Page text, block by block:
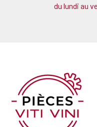
du lundi au